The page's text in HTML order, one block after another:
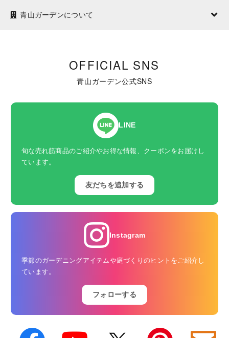
青山ガーデンについて
OFFICIAL SNS
青山ガーデン公式SNS
LINE
旬な売れ筋商品のご紹介やお得な情報、クーポンをお届けし
ています。
友だちを追加する
Instagram
季節のガーデニングアイテムや庭づくりのヒントをご紹介し
ています。
フォローする